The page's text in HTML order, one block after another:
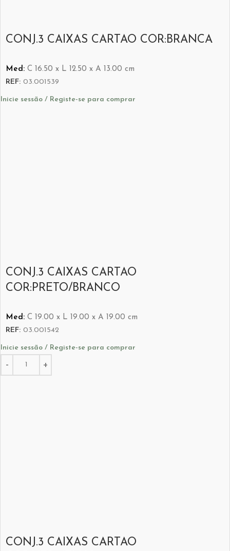
CONJ.3 CAIXAS CARTAO COR:BRANCA
Med: C 16.50 x L 12.50 x A 13.00 cm
REF: 03.001539
Inicie sessão / Registe-se para comprar
CONJ.3 CAIXAS CARTAO
COR:PRETO/BRANCO
Med: C 19.00 x L 19.00 x A 19.00 cm
REF: 03.001542
Inicie sessão / Registe-se para comprar
CONJ.3 CAIXAS CARTAO